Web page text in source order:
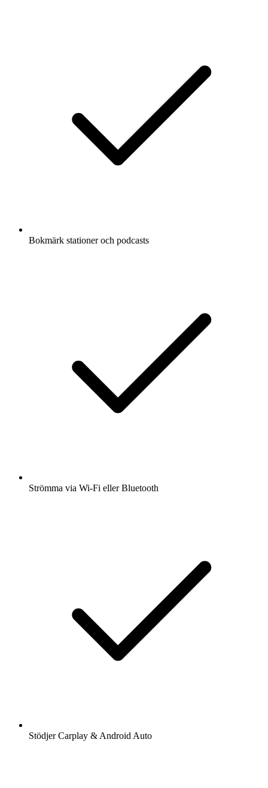
Bokmärk stationer och podcasts
Strömma via Wi-Fi eller Bluetooth
Stödjer Carplay & Android Auto